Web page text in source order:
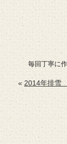
毎回丁寧に
«2014年排雪